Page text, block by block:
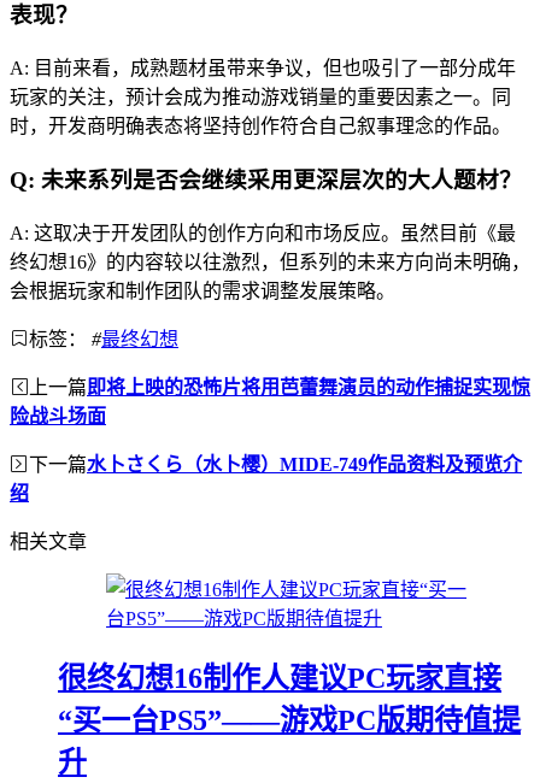
表现？
A: 目前来看，成熟题材虽带来争议，但也吸引了一部分成年
玩家的关注，预计会成为推动游戏销量的重要因素之一。同
时，开发商明确表态将坚持创作符合自己叙事理念的作品。
Q: 未来系列是否会继续采用更深层次的大人题材？
A: 这取决于开发团队的创作方向和市场反应。虽然目前《最
终幻想16》的内容较以往激烈，但系列的未来方向尚未明确，
会根据玩家和制作团队的需求调整发展策略。
标签： #最终幻想
上一篇 即将上映的恐怖片将用芭蕾舞演员的动作捕捉实现惊
险战斗场面
下一篇水卜さくら（水卜樱）MIDE-749作品资料及预览介
绍
相关文章
很终幻想16制作人建议PC玩家直接
“买一台PS5”——游戏PC版期待值提
升